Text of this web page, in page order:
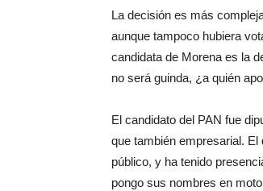
La decisión es más
aunque tampoco hubiera
candidata de Morena es la
no será guinda, ¿a quién
El candidato del PAN fue
que también empresarial.
público, y ha tenido
pongo sus nombres en